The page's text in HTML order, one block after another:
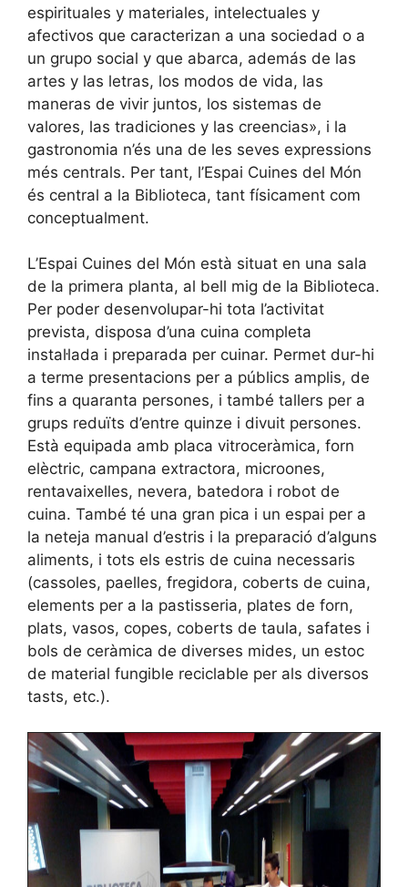
espirituales y materiales, intelectuales y
afectivos que caracterizan a una sociedad o a
un grupo social y que abarca, además de las
artes y las letras, los modos de vida, las
maneras de vivir juntos, los sistemas de
valores, las tradiciones y las creencias», i la
gastronomia n’és una de les seves expressions
més centrals. Per tant, l’Espai Cuines del Món
és central a la Biblioteca, tant físicament com
conceptualment.
L’Espai Cuines del Món està situat en una sala
de la primera planta, al bell mig de la Biblioteca.
Per poder desenvolupar-hi tota l’activitat
prevista, disposa d’una cuina completa
instal·lada i preparada per cuinar. Permet dur-hi
a terme presentacions per a públics amplis, de
fins a quaranta persones, i també tallers per a
grups reduïts d’entre quinze i divuit persones.
Està equipada amb placa vitroceràmica, forn
elèctric, campana extractora, microones,
rentavaixelles, nevera, batedora i robot de
cuina. També té una gran pica i un espai per a
la neteja manual d’estris i la preparació d’alguns
aliments, i tots els estris de cuina necessaris
(cassoles, paelles, fregidora, coberts de cuina,
elements per a la pastisseria, plates de forn,
plats, vasos, copes, coberts de taula, safates i
bols de ceràmica de diverses mides, un estoc
de material fungible reciclable per als diversos
tasts, etc.).